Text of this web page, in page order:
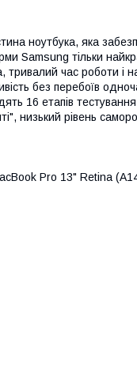
ноутбука, яка
Samsung тільки
час роботи і
без перебоїв
16 етапів
низький рівень
Pro 13" Retina